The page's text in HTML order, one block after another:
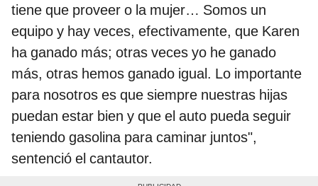
tiene que proveer o la mujer… Somos un
equipo y hay veces, efectivamente, que Karen
ha ganado más; otras veces yo he ganado
más, otras hemos ganado igual. Lo importante
para nosotros es que siempre nuestras hijas
puedan estar bien y que el auto pueda seguir
teniendo gasolina para caminar juntos",
sentenció el cantautor.